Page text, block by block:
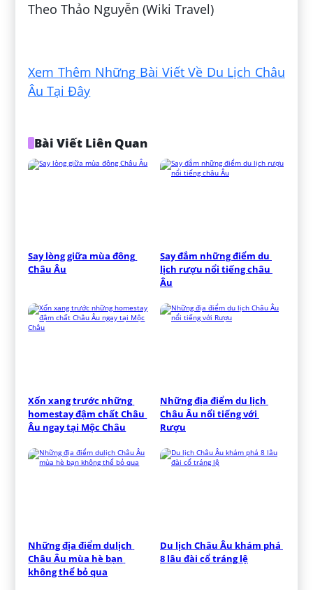
Theo Thảo Nguyễn (Wiki Travel)
Xem Thêm Những Bài Viết Về Du Lịch Châu
Âu Tại Đây
Bài Viết Liên Quan
Say lòng giữa mùa đông
Châu Âu
Say đắm những điểm du
lịch rượu nổi tiếng châu
Âu
Xốn xang trước những
homestay đậm chất Châu
Âu ngay tại Mộc Châu
Những địa điểm du lịch
Châu Âu nổi tiếng với
Rượu
Những địa điểm dulịch
Châu Âu mùa hè bạn
không thể bỏ qua
Du lịch Châu Âu khám phá
8 lâu đài cổ tráng lệ